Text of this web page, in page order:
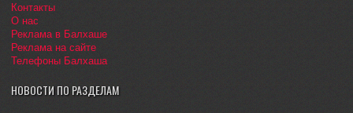
Контакты
О нас
Реклама в Балхаше
Реклама на сайте
Телефоны Балхаша
НОВОСТИ ПО РАЗДЕЛАМ